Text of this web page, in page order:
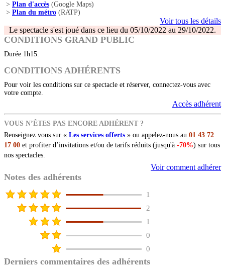
> Plan d'accès (Google Maps)
> Plan du métro (RATP)
Voir tous les détails
Le spectacle s'est joué dans ce lieu du 05/10/2022 au 29/10/2022.
CONDITIONS GRAND PUBLIC
Durée 1h15.
CONDITIONS ADHÉRENTS
Pour voir les conditions sur ce spectacle et réserver, connectez-vous avec
votre compte.
Accès adhérent
VOUS N’ÊTES PAS ENCORE ADHÉRENT ?
Renseignez vous sur « Les services offerts » ou appelez-nous au 01 43 72
17 00 et profiter d’invitations et/ou de tarifs réduits (jusqu'à -70%) sur tous
nos spectacles.
Voir comment adhérer
Notes des adhérents
1
2
1
0
0
Derniers commentaires des adhérents